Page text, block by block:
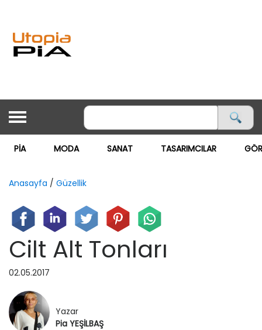
ANASAYFA
PİA
MODA ▽
SANAT
GÖRSEL MAĞAZACILIK
EĞİTİM
SEYAHAT
PİA MODA SANAT TASARIMCILAR
Anasayfa / Güzellik
Cilt Alt Tonları
02.05.2017
Yazar
Pia YEŞİLBAŞ